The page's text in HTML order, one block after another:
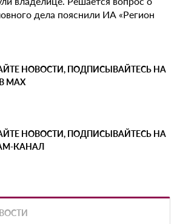
дела пояснили ИА «Регион
НОВОСТИ, ПОДПИСЫВАЙТЕСЬ НА
MAX
НОВОСТИ, ПОДПИСЫВАЙТЕСЬ НА
КАНАЛ